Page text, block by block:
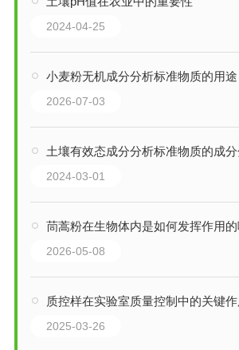
2024-04-25
小麦粉无机成分分析标准物质的用途
2026-07-03
土壤有效态成分分析标准物质的成
2024-03-01
茼蒿粉在生物体内是如何发挥作用
2026-05-08
质控样在实验室质量控制中的关键作
2025-03-26